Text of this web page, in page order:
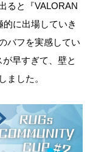
ると『VALORAN
に出場していき
バフを実感してい
早すぎて、壁と
ました。